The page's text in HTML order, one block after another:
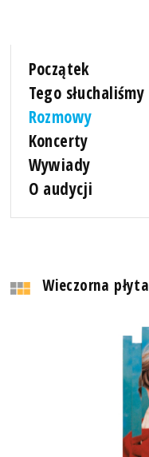
Początek
Tego słuchaliśmy
Rozmowy
Koncerty
Wywiady
O audycji
Wieczorna płyta